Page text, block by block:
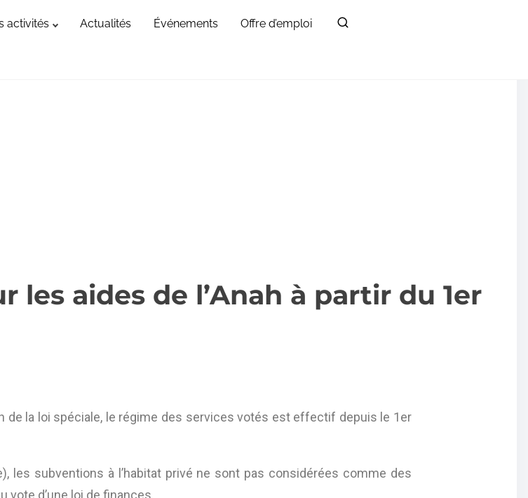
activités Actualités Événements Offre d’emploi
les aides de l’Anah à partir du 1er
de la loi spéciale, le régime des services votés est effectif depuis le 1er
subventions à l’habitat privé ne sont pas considérées comme des
vote d’une loi de finances.